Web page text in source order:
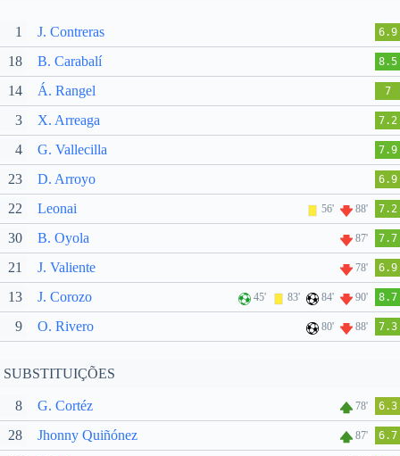
1 J. Contreras 6.9
18 B. Carabalí 8.5
14 Á. Rangel 7
3 X. Arreaga 7.2
4 G. Vallecilla 7.9
23 D. Arroyo 6.9
22 Leonai 56' 88' 7.2
30 B. Oyola 87' 7.7
21 J. Valiente 78' 6.9
13 J. Corozo 45' 83' 84' 90' 8.7
9 O. Rivero 80' 88' 7.3
SUBSTITUIÇÕES
8 G. Cortéz 78' 6.3
28 Jhonny Quiñónez 87' 6.7